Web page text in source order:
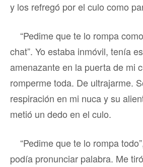
y los refregó por el culo como
“Pedime que te lo rompa
chat”. Yo estaba inmóvil, tenía
amenazante en la puerta de mi
romperme toda. De ultrajarme.
respiración en mi nuca y su
metió un dedo en el culo.
“Pedime que te lo rompa
podía pronunciar palabra. Me